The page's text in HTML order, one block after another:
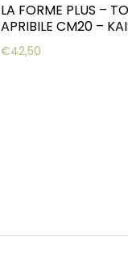
LA FORME PLUS –
APRIBILE CM20 –
€42,50